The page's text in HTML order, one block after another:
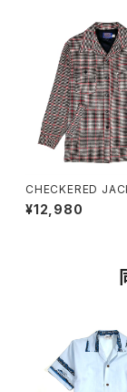
CHECKERED
¥12,980